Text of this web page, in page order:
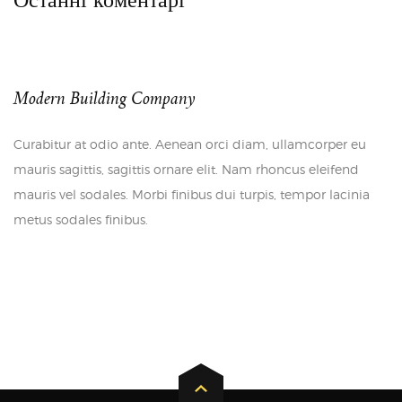
Modern Building Company
Curabitur at odio ante. Aenean orci diam, ullamcorper eu
mauris sagittis, sagittis ornare elit. Nam rhoncus eleifend
mauris vel sodales. Morbi finibus dui turpis, tempor lacinia
metus sodales finibus.